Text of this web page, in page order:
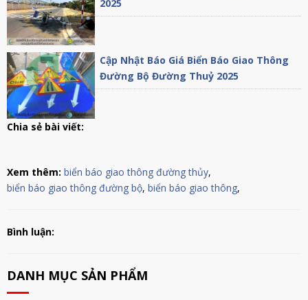
2025
Cập Nhật Báo Giá Biển Báo Giao Thông
Đường Bộ Đường Thuỷ 2025
Chia sẻ bài viết:
Xem thêm: biển báo giao thông đường thủy,
biển báo giao thông đường bộ, biển báo giao thông,
Bình luận:
DANH MỤC SẢN PHẨM